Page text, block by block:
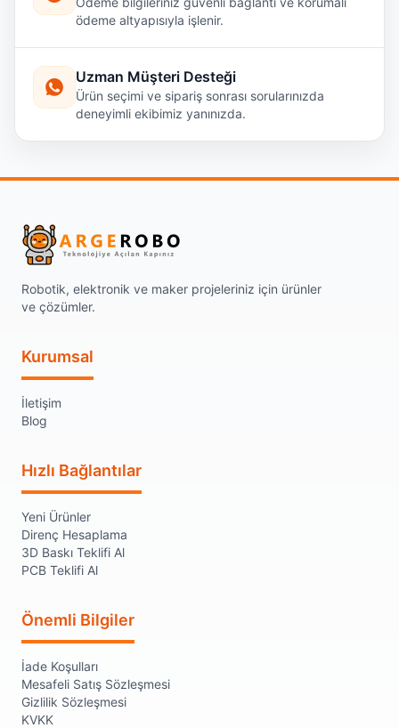
ödeme altyapısıyla işlenir.
Uzman Müşteri Desteği
Ürün seçimi ve sipariş sonrası sorularınızda
deneyimli ekibimiz yanınızda.
Robotik, elektronik ve maker projeleriniz için ürünler
ve çözümler.
Kurumsal
İletişim
Blog
Hızlı Bağlantılar
Yeni Ürünler
Direnç Hesaplama
3D Baskı Teklifi Al
PCB Teklifi Al
Önemli Bilgiler
İade Koşulları
Mesafeli Satış Sözleşmesi
Gizlilik Sözleşmesi
KVKK